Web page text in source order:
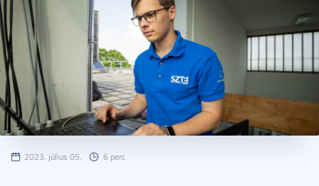
2023. július 05. 6 perc